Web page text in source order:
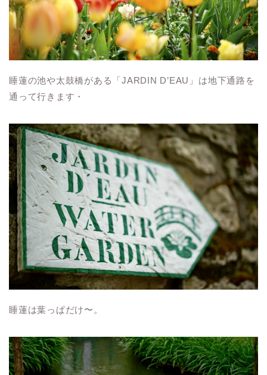
睡蓮の池や太鼓橋がある「JARDIN D’EAU」は地下通路を
通って行きます・
睡蓮は葉っぱだけ〜。